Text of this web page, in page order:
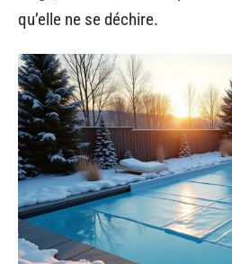
qu’elle ne se déchire.